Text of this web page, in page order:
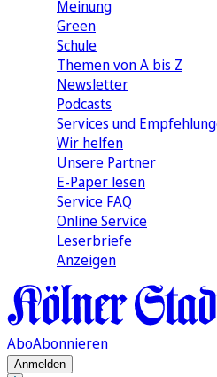
Meinung
Green
Schule
Themen von A bis Z
Newsletter
Podcasts
Services und
Wir helfen
Unsere Partner
E-Paper lesen
Service FAQ
Online Service
Leserbriefe
Anzeigen
AboAbonnieren
Anmelden